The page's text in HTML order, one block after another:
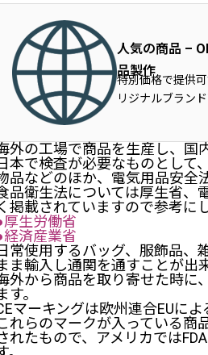
人気の商品 –
品製作
特別価格で提供
リジナルブラン
外の工場で商品を生産し、国
本で検査が必要なものとして
品などのほか、電気用品安全
品衛生法については厚生省、
掲載されていますので参考に
厚生労働省
経済産業省
常使用するバッグ、服飾品、
ま輸入し通関を通すことが出
外から商品を取り寄せた時に、
す。
マーキングは欧州連合EUに
れらのマークが入っている商
れたもので、アメリカでは